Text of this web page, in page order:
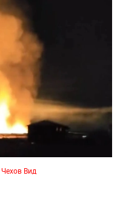
Чехов Вид